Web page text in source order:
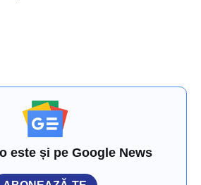
este și pe Google News